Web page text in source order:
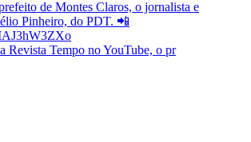
Revista Tempo no YouTube, o pr